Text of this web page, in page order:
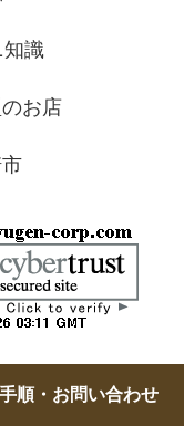
知識
お店
順・お問い合わせ